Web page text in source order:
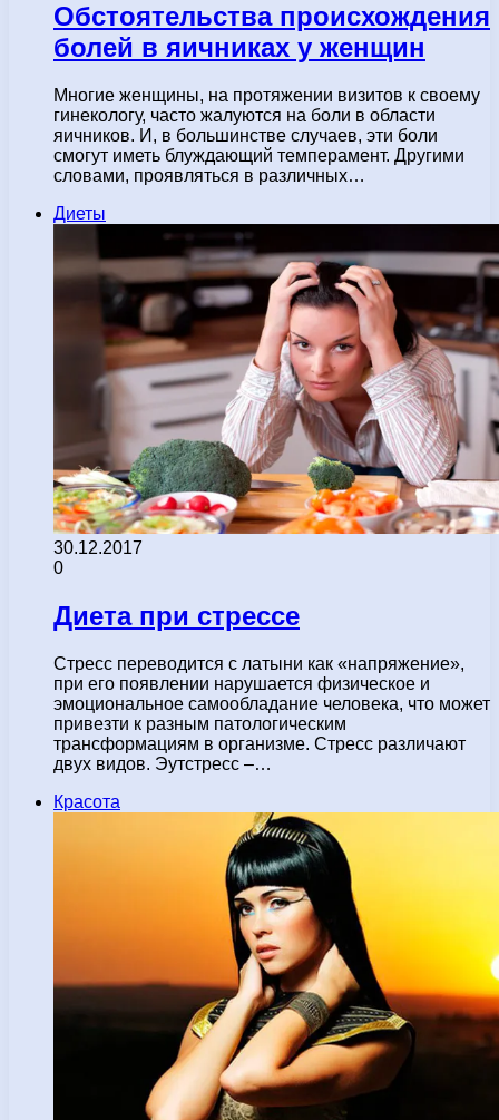
Обстоятельства происхождения
болей в яичниках у женщин
Многие женщины, на протяжении визитов к своему
гинекологу, часто жалуются на боли в области
яичников. И, в большинстве случаев, эти боли
смогут иметь блуждающий темперамент. Другими
словами, проявляться в различных…
Диеты
30.12.2017
0
Диета при стрессе
Стресс переводится с латыни как «напряжение»,
при его появлении нарушается физическое и
эмоциональное самообладание человека, что может
привезти к разным патологическим
трансформациям в организме. Стресс различают
двух видов. Эутстресс –…
Красота